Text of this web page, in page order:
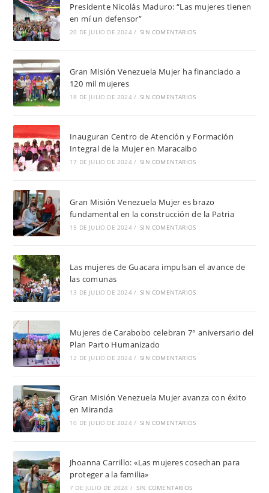
Presidente Nicolás Maduro: “Las mujeres tienen
en mí un defensor”
20 DE JULIO DE 2024 / SIN COMENTARIOS
Gran Misión Venezuela Mujer ha financiado a
120 mil mujeres
18 DE JULIO DE 2024 / SIN COMENTARIOS
Inauguran Centro de Atención y Formación
Integral de la Mujer en Maracaibo
17 DE JULIO DE 2024 / SIN COMENTARIOS
Gran Misión Venezuela Mujer es brazo
fundamental en la construcción de la Patria
15 DE JULIO DE 2024 / SIN COMENTARIOS
Las mujeres de Guacara impulsan el avance de
las comunas
13 DE JULIO DE 2024 / SIN COMENTARIOS
Mujeres de Carabobo celebran 7° aniversario del
Plan Parto Humanizado
12 DE JULIO DE 2024 / SIN COMENTARIOS
Gran Misión Venezuela Mujer avanza con éxito
en Miranda
10 DE JULIO DE 2024 / SIN COMENTARIOS
Jhoanna Carrillo: «Las mujeres cosechan para
proteger a la familia»
7 DE JULIO DE 2024 / SIN COMENTARIOS